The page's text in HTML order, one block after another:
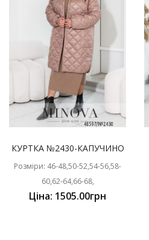
КУРТКА №2430-КАПУЧИНО
Розміри: 46-48,50-52,54-56,58-
60,62-64,66-68,
Ціна: 1505.00грн